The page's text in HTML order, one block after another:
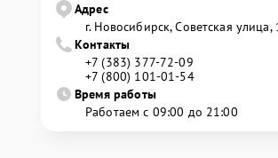
Адрес
г. Новосибирск, Советская улица,
Контакты
+7 (383) 377-72-09
+7 (800) 101-01-54
Время работы
Работаем с 09:00 до 21:00